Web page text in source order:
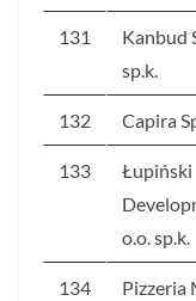
131
Kanbud
sp.k.
132 Capira
133
Łupiński
o.o. sp.k.
134
Pizzeria